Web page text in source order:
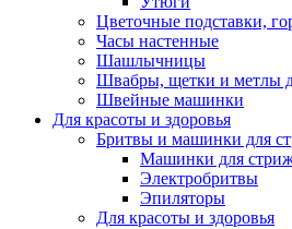
Цветочные подставки,
Часы настенные
Шашлычницы
Швабры, щетки и метлы
Швейные машинки
Для красоты и здоровья
Бритвы и машинки для
Машинки для
Электробритвы
Эпиляторы
Для красоты и здоровья